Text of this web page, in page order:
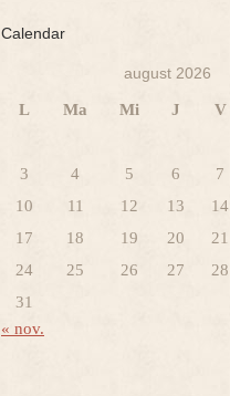
Calendar
august 2026
L Ma Mi J V
3
4 5 6 7
10
11 12 13 14
17
18 19 20 21
24
25 26 27 28
31
« nov.